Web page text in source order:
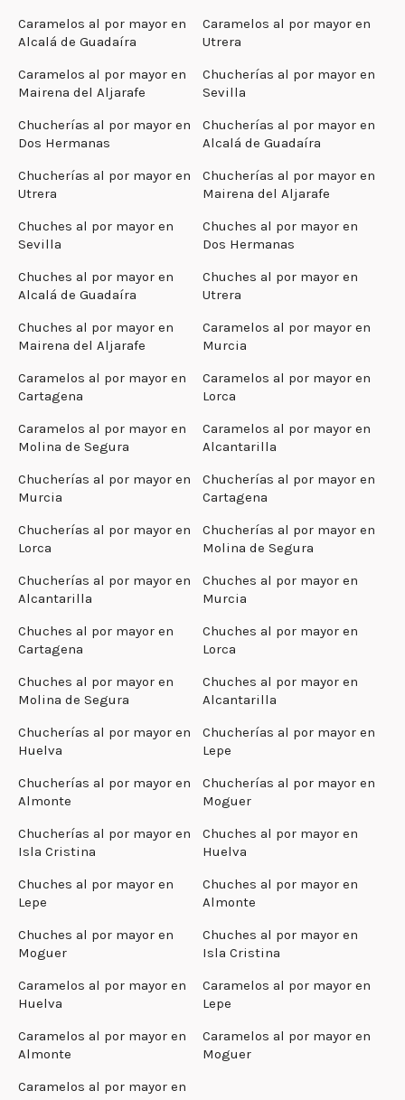
Caramelos al por mayor en
Alcalá de Guadaíra
Caramelos al por mayor en
Utrera
Caramelos al por mayor en
Mairena del Aljarafe
Chucherías al por mayor en
Sevilla
Chucherías al por mayor en
Dos Hermanas
Chucherías al por mayor en
Alcalá de Guadaíra
Chucherías al por mayor en
Utrera
Chucherías al por mayor en
Mairena del Aljarafe
Chuches al por mayor en
Sevilla
Chuches al por mayor en
Dos Hermanas
Chuches al por mayor en
Alcalá de Guadaíra
Chuches al por mayor en
Utrera
Chuches al por mayor en
Mairena del Aljarafe
Caramelos al por mayor en
Murcia
Caramelos al por mayor en
Cartagena
Caramelos al por mayor en
Lorca
Caramelos al por mayor en
Molina de Segura
Caramelos al por mayor en
Alcantarilla
Chucherías al por mayor en
Murcia
Chucherías al por mayor en
Cartagena
Chucherías al por mayor en
Lorca
Chucherías al por mayor en
Molina de Segura
Chucherías al por mayor en
Alcantarilla
Chuches al por mayor en
Murcia
Chuches al por mayor en
Cartagena
Chuches al por mayor en
Lorca
Chuches al por mayor en
Molina de Segura
Chuches al por mayor en
Alcantarilla
Chucherías al por mayor en
Huelva
Chucherías al por mayor en
Lepe
Chucherías al por mayor en
Almonte
Chucherías al por mayor en
Moguer
Chucherías al por mayor en
Isla Cristina
Chuches al por mayor en
Huelva
Chuches al por mayor en
Lepe
Chuches al por mayor en
Almonte
Chuches al por mayor en
Moguer
Chuches al por mayor en
Isla Cristina
Caramelos al por mayor en
Huelva
Caramelos al por mayor en
Lepe
Caramelos al por mayor en
Almonte
Caramelos al por mayor en
Moguer
Caramelos al por mayor en